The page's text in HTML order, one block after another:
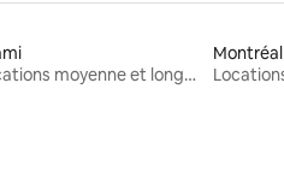
Locations moyenne et longue durée
Montréal